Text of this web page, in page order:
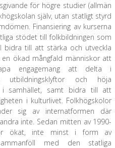
för högre studier (allmän
själv, utan statligt styrd
Finansiering av kurserna
stödet till folkbildningen som
bidra till att stärka och utveckla
ökad mångfald människor att
engagemang att delta i
utbildningsklyftor och höja
i samhället, samt bidra till att
i kulturlivet. Folkhögskolor
sig av internatformen där
inte. Sedan mitten av 1990-
ökat, inte minst i form av
med den statliga